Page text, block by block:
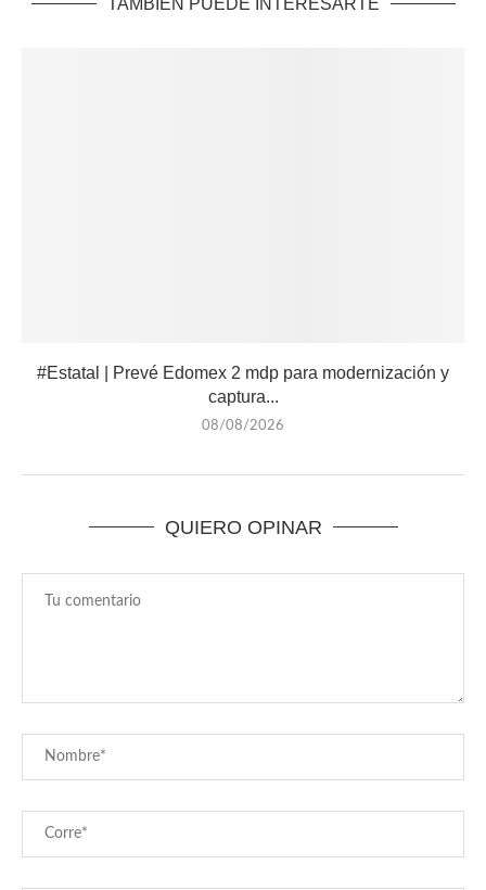
TAMBIÉN PUEDE INTERESARTE
#Estatal | Prevé Edomex 2 mdp para modernización y
captura...
08/08/2026
QUIERO OPINAR